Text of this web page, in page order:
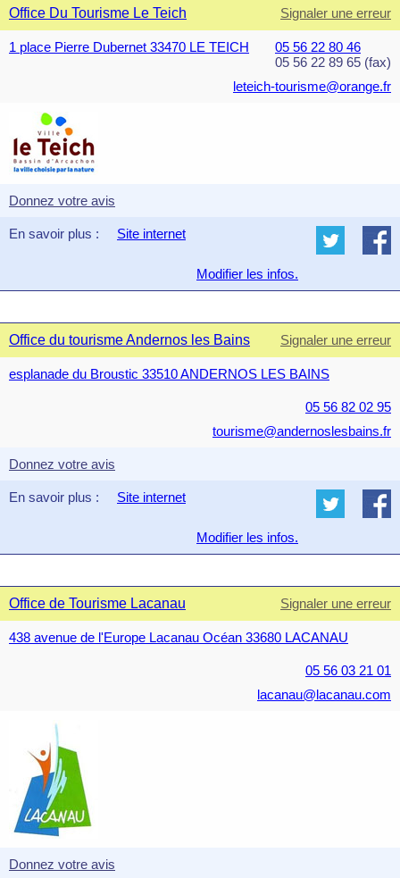
Office Du Tourisme Le Teich Signaler une erreur
1 place Pierre Dubernet 33470 LE TEICH
05 56 22 80 46
05 56 22 89 65 (fax)
leteich-tourisme@orange.fr
Donnez votre avis
En savoir plus : Site internet
Modifier les infos.
Office du tourisme Andernos les Bains Signaler une erreur
esplanade du Broustic 33510 ANDERNOS LES BAINS
05 56 82 02 95
tourisme@andernoslesbains.fr
Donnez votre avis
En savoir plus : Site internet
Modifier les infos.
Office de Tourisme Lacanau Signaler une erreur
438 avenue de l'Europe Lacanau Océan 33680 LACANAU
05 56 03 21 01
lacanau@lacanau.com
Donnez votre avis